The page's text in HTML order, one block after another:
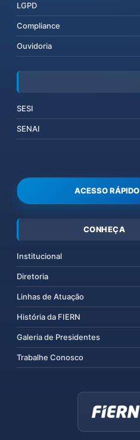
LGPD
Compliance
Ouvidoria
SESI
SENAI
ACESSO RÁPIDO
CONHEÇA
Institucional
Diretoria
Linhas de Atuação
História da FIERN
Galeria de Presidentes
Trabalhe Conosco